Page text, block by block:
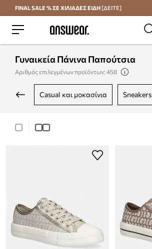
Εξοικονομήστε με το Answear Club
FINAL SALE % ΣΕ ΧΙΛΙΑΔΕΣ ΕΙΔΗ [ΔΕΙΤΕ]
Γυναικεία Πάνινα Παπούτσια
Αριθμός επιλεγμένων προϊόντων: 458
casual και μοκασίνια sneakers